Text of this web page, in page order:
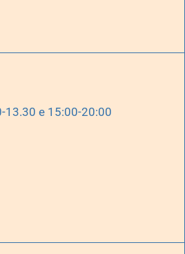
13.30 e 15:00-20:00